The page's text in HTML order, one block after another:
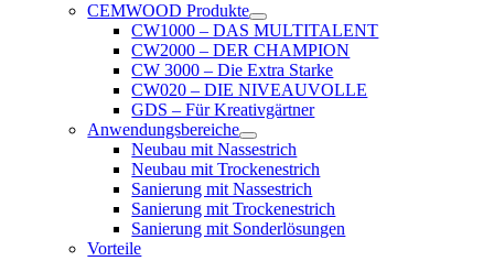
CEMWOOD Produkte
CW1000 – DAS MULTITALENT
CW2000 – DER CHAMPION
CW 3000 – Die Extra Starke
CW020 – DIE NIVEAUVOLLE
GDS – Für Kreativgärtner
Anwendungsbereiche
Neubau mit Nassestrich
Neubau mit Trockenestrich
Sanierung mit Nassestrich
Sanierung mit Trockenestrich
Sanierung mit Sonderlösungen
Vorteile